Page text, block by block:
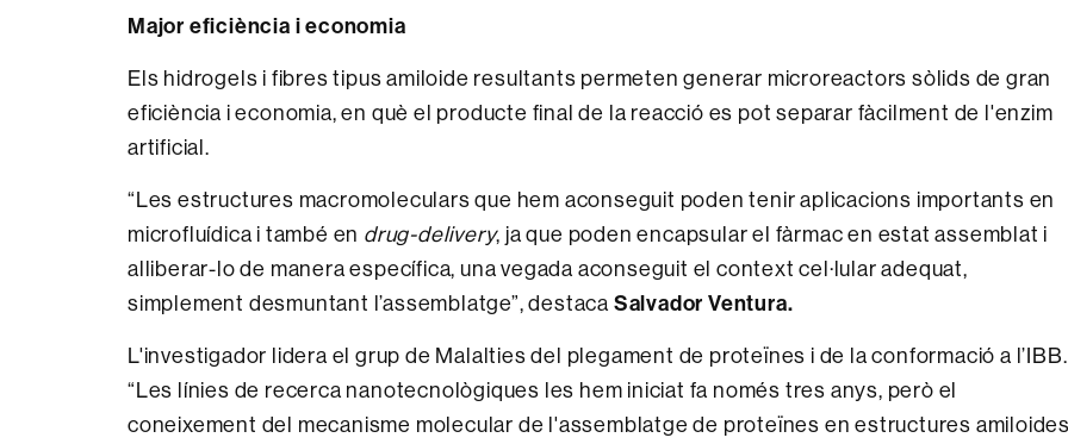
Major eficiència i economia
Els hidrogels i fibres tipus amiloide resultants permeten generar microreactors sòlids de gran
eficiència i economia, en què el producte final de la reacció es pot separar fàcilment de l'enzim
artificial.
“Les estructures macromoleculars que hem aconseguit poden tenir aplicacions importants en
microfluídica i també en drug-delivery, ja que poden encapsular el fàrmac en estat assemblat i
alliberar-lo de manera específica, una vegada aconseguit el context cel·lular adequat,
simplement desmuntant l’assemblatge”, destaca Salvador Ventura.
L'investigador lidera el grup de Malalties del plegament de proteïnes i de la conformació a l’IBB.
“Les línies de recerca nanotecnològiques les hem iniciat fa només tres anys, però el
coneixement del mecanisme molecular de l'assemblatge de proteïnes en estructures amiloides